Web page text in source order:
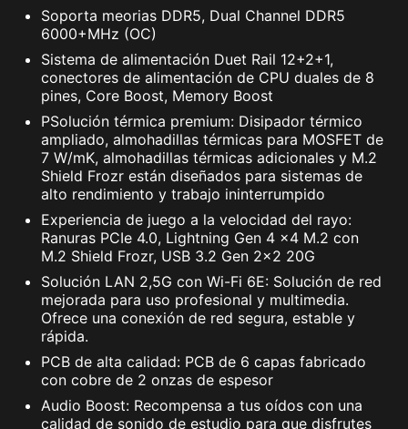
Soporta meorias DDR5, Dual Channel DDR5
6000+MHz (OC)
Sistema de alimentación Duet Rail 12+2+1,
conectores de alimentación de CPU duales de 8
pines, Core Boost, Memory Boost
PSolución térmica premium: Disipador térmico
ampliado, almohadillas térmicas para MOSFET de
7 W/mK, almohadillas térmicas adicionales y M.2
Shield Frozr están diseñados para sistemas de
alto rendimiento y trabajo ininterrumpido
Experiencia de juego a la velocidad del rayo:
Ranuras PCIe 4.0, Lightning Gen 4 x4 M.2 con
M.2 Shield Frozr, USB 3.2 Gen 2x2 20G
Solución LAN 2,5G con Wi-Fi 6E: Solución de red
mejorada para uso profesional y multimedia.
Ofrece una conexión de red segura, estable y
rápida.
PCB de alta calidad: PCB de 6 capas fabricado
con cobre de 2 onzas de espesor
Audio Boost: Recompensa a tus oídos con una
calidad de sonido de estudio para que disfrutes